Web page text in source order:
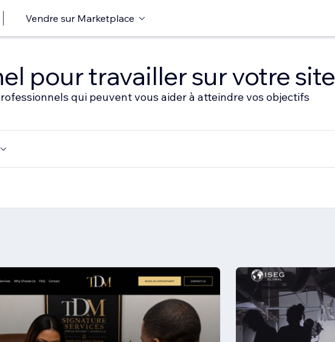
Vendre sur Marketplace
pour travailler sur votre site
qui peuvent vous aider à atteindre vos objectifs